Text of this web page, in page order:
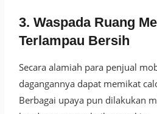
3. Waspada Ruang
Terlampau Bersih
Secara alamiah para penjual
dagangannya dapat memikat
Berbagai upaya pun dilakukan